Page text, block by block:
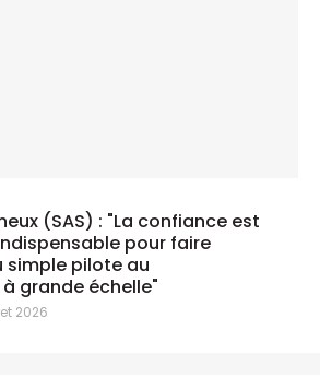
(SAS) : "La confiance est
pour faire
simple pilote au
grande échelle"
2026